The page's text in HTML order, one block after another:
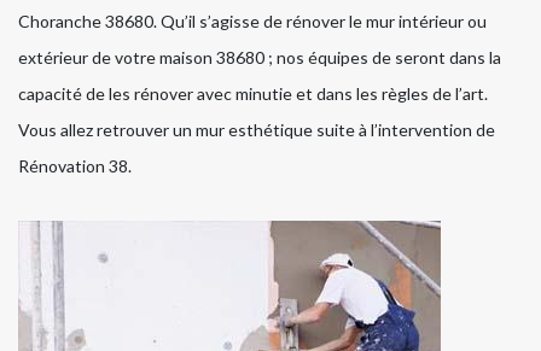
Choranche 38680. Qu’il s’agisse de rénover le mur intérieur ou
extérieur de votre maison 38680 ; nos équipes de seront dans la
capacité de les rénover avec minutie et dans les règles de l’art.
Vous allez retrouver un mur esthétique suite à l’intervention de
Rénovation 38.